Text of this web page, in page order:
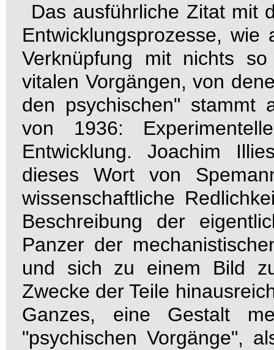
Das ausführliche Zitat mit
Entwicklungsprozesse,
Verknüpfung mit nichts
vitalen Vorgängen, von
den psychischen" stammt
von 1936:
Entwicklung. Joachim
dieses Wort von
wissenschaftliche
Beschreibung der
Panzer der
und sich zu einem Bild
Zwecke der Teile
Ganzes, eine Gestalt
"psychischen Vorgänge",